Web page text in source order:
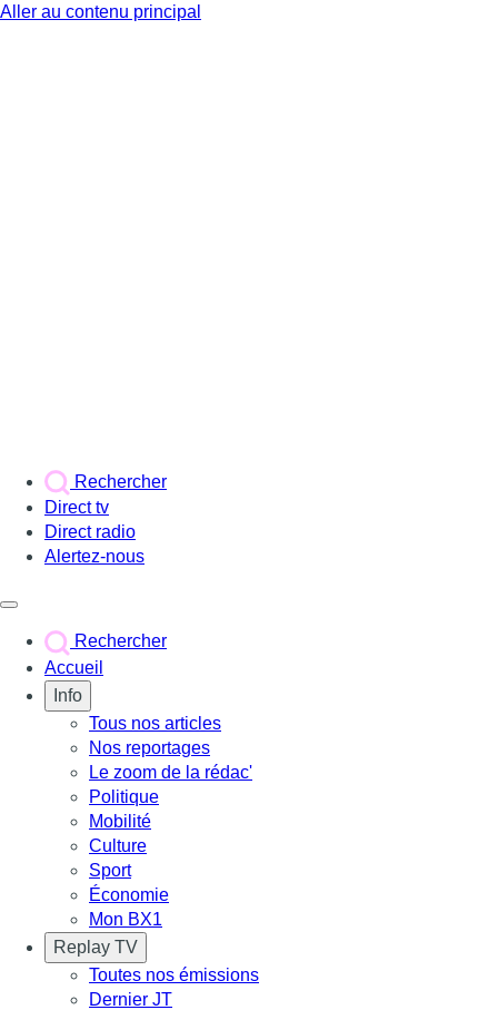
Aller au contenu principal
Rechercher
Direct tv
Direct radio
Alertez-nous
Rechercher
Accueil
Info
Tous nos articles
Nos reportages
Le zoom de la rédac'
Politique
Mobilité
Culture
Sport
Économie
Mon BX1
Replay TV
Toutes nos émissions
Dernier JT